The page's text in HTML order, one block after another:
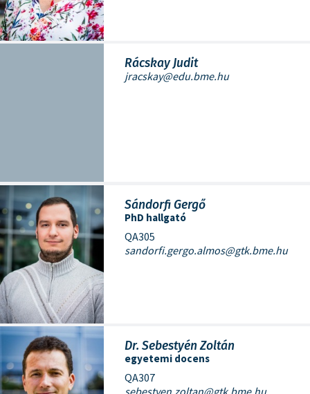
Rácskay Judit
jracskay@edu.bme.hu
Sándorfi Gergő
PhD hallgató
QA305
sandorfi.gergo.almos@gtk.bme.hu
Dr. Sebestyén Zoltán
egyetemi docens
QA307